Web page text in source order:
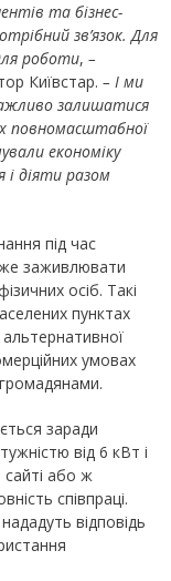
та бізнес-
зв’язок. Для
роботи, –
Київстар. – І ми
залишатися
повномасштабної
економіку
і діяти разом
під час
заживлювати
осіб. Такі
пунктах
умовах
заради
від 6 кВт і
сайті або ж
співпраці.
відповідь